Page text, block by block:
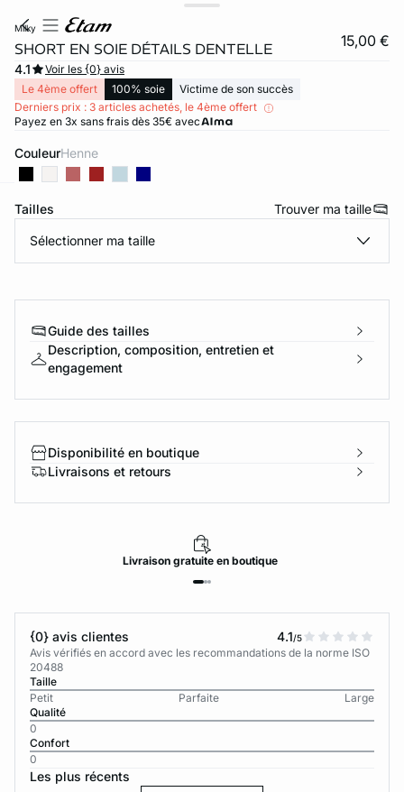
milky
SHORT EN SOIE DÉTAILS DENTELLE 15,00 €
4.1
Voir les {0} avis
Le 4ème offert
100% soie
Victime de son succès
Derniers prix : 3 articles achetés, le 4ème offert
Payez en 3x sans frais dès 35€ avec
Couleur henne
Tailles Trouver ma taille
Sélectionner ma taille
Guide des tailles
Description, composition, entretien et
engagement
Disponibilité en boutique
Livraisons et retours
Livraisongratuiteen boutique
{0} avis clientes 4.1/5
Avis vérifiés en accord avec les recommandations de la norme ISO
20488
Taille
Petit
Parfaite
Large
Qualité
0
Confort
0
Les plus récents